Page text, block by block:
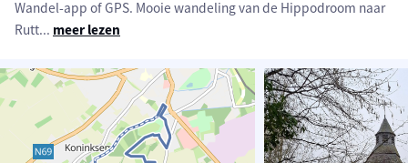
Wandel-app of GPS. Mooie wandeling van de Hippodroom naar
Rutt... meer lezen